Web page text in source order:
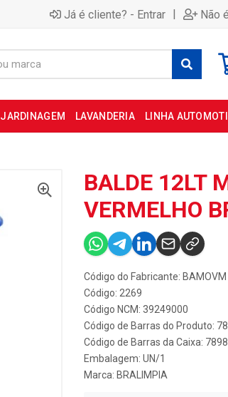
Já é cliente? - Entrar | Não
JARDINAGEM LAVANDERIA LINHA
BALDE 12LT
VERMELHO
Código do Fabricante: BAMOVM
Código: 2269
Código NCM: 39249000
Código de Barras do Produto:
Código de Barras da Caixa:
Embalagem: UN/1
Marca: BRALIMPIA